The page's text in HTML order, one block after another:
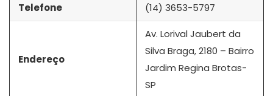
Telefone (14) 3653-5797
Endereço
Av. Lorival Jaubert da
Silva Braga, 2180 – Bairro
Jardim Regina Brotas-
SP